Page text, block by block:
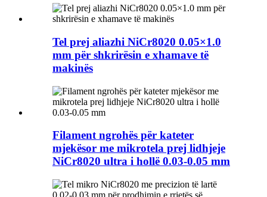
Tel prej aliazhi NiCr8020 0.05×1.0
mm për shkrirësin e xhamave të
makinës
Filament ngrohës për kateter
mjekësor me mikrotela prej lidhjeje
NiCr8020 ultra i hollë 0.03-0.05 mm